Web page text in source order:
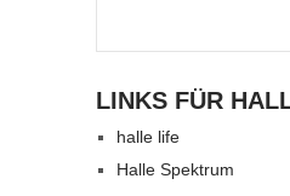
LINKS FÜR
halle life
Halle Spektrum